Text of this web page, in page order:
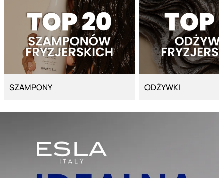
SZAMPONY ODŻYWKI